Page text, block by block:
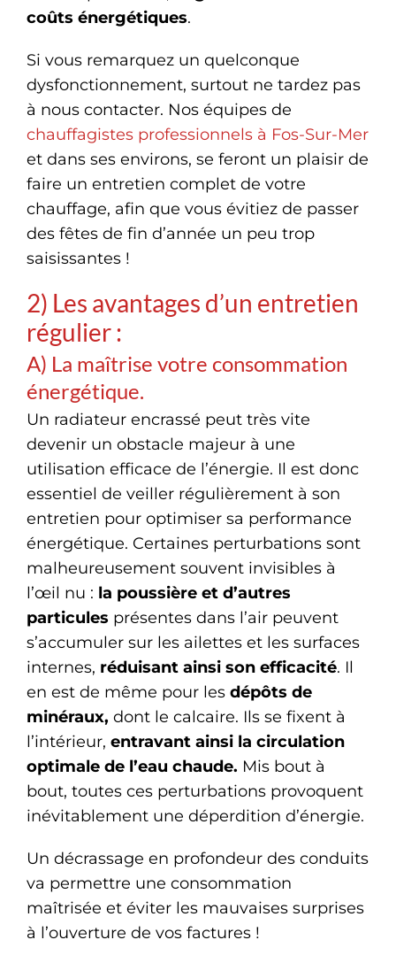
coûts énergétiques.
Si vous remarquez un quelconque
dysfonctionnement, surtout ne tardez pas
à nous contacter. Nos équipes de
chauffagistes professionnels à Fos-Sur-Mer
et dans ses environs, se feront un plaisir de
faire un entretien complet de votre
chauffage, afin que vous évitiez de passer
des fêtes de fin d’année un peu trop
saisissantes !
2) Les avantages d’un entretien
régulier :
A) La maîtrise votre consommation
énergétique.
Un radiateur encrassé peut très vite
devenir un obstacle majeur à une
utilisation efficace de l’énergie. Il est donc
essentiel de veiller régulièrement à son
entretien pour optimiser sa performance
énergétique. Certaines perturbations sont
malheureusement souvent invisibles à
l’œil nu : la poussière et d’autres
particules présentes dans l’air peuvent
s’accumuler sur les ailettes et les surfaces
internes, réduisant ainsi son efficacité. Il
en est de même pour les dépôts de
minéraux, dont le calcaire. Ils se fixent à
l’intérieur, entravant ainsi la circulation
optimale de l’eau chaude. Mis bout à
bout, toutes ces perturbations provoquent
inévitablement une déperdition d’énergie.
Un décrassage en profondeur des conduits
va permettre une consommation
maîtrisée et éviter les mauvaises surprises
à l’ouverture de vos factures !